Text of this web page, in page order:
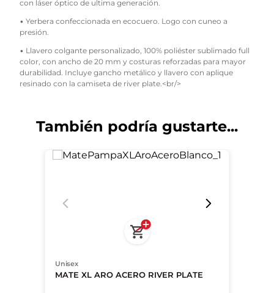
con láser óptico de ultima generación.
• Yerbera confeccionada en ecocuero. Logo con cuneo a
presión.
• Llavero colgante personalizado, 100% poliéster sublimado full
color, con ancho de 20 mm y costuras reforzadas para mayor
durabilidad. Incluye gancho metálico y llavero con aplique
resinado con la camiseta de river plate.<br/>
También podría gustarte...
Unisex
MATE XL ARO ACERO RIVER PLATE